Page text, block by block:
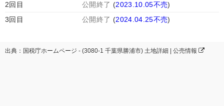
2回目
公開終了 (2023.10.05不売)
3回目
公開終了 (2024.04.25不売)
出典：国税庁ホームページ - (3080-1 千葉県勝浦市) 土地詳細 | 公売情報